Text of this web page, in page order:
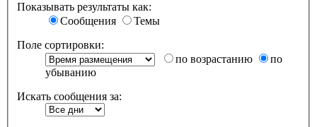
Показывать результаты как:
Сообщения
Темы
Поле сортировки:
по возрастанию
по
убыванию
Искать сообщения за: